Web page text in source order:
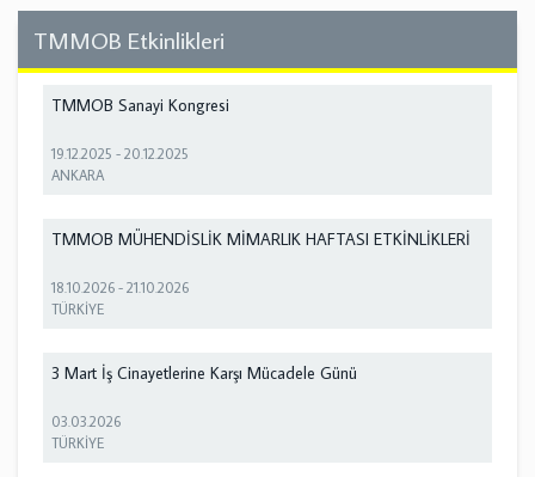
TMMOB Etkinlikleri
TMMOB Sanayi Kongresi
19.12.2025 -20.12.2025
ANKARA
TMMOB MÜHENDİSLİK MİMARLIK HAFTASI ETKİNLİKLERİ
18.10.2026 -21.10.2026
TÜRKİYE
3 Mart İş Cinayetlerine Karşı Mücadele Günü
03.03.2026
TÜRKİYE